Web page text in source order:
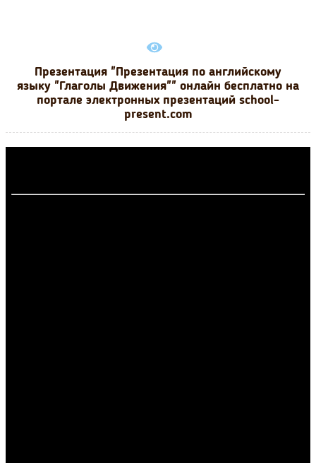
Презентация "Презентация по английскому
языку "Глаголы Движения"" онлайн бесплатно на
портале электронных презентаций school-
present.com